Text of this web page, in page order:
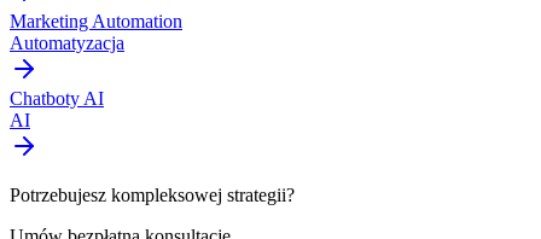
Marketing Automation
Automatyzacja
Chatboty AI
AI
Potrzebujesz kompleksowej strategii?